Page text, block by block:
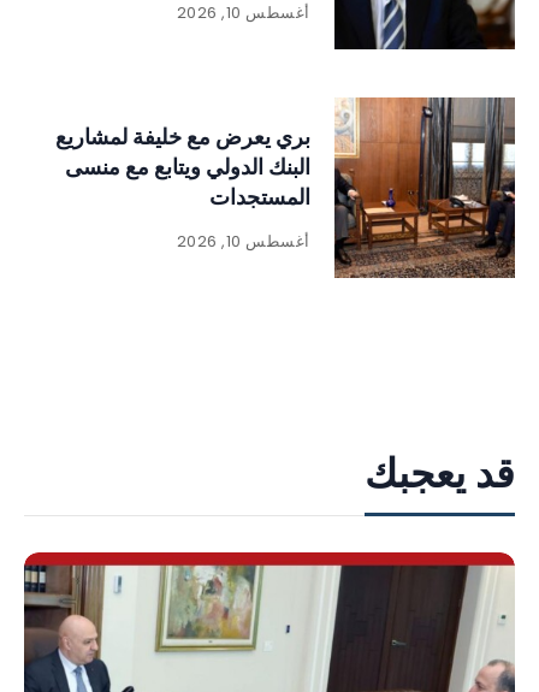
أغسطس 10, 2026
بري يعرض مع خليفة لمشاريع
البنك الدولي ويتابع مع منسى
المستجدات
أغسطس 10, 2026
قد يعجبك